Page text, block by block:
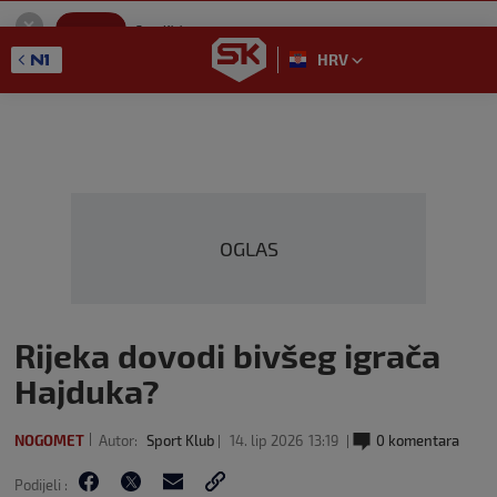
SportKlub
GET - On the Google Play
HRV
OGLAS
Rijeka dovodi bivšeg igrača
Hajduka?
NOGOMET Autor: Sport Klub 14. lip 2026 13:19 0 komentara
Podijeli :